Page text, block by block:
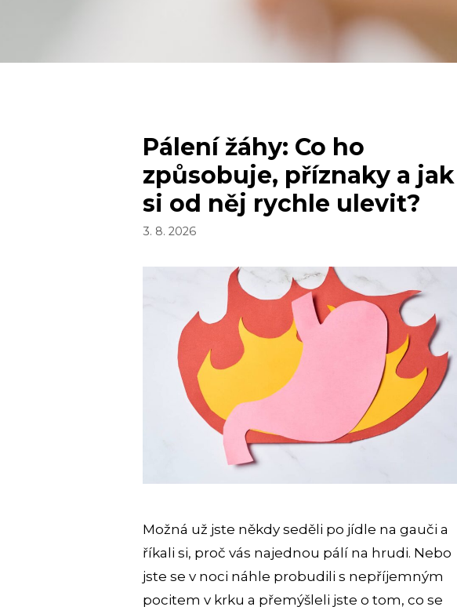
Pálení žáhy: Co ho
způsobuje, příznaky a jak
si od něj rychle ulevit?
3. 8. 2026
Možná už jste někdy seděli po jídle na gauči a
říkali si, proč vás najednou pálí na hrudi. Nebo
jste se v noci náhle probudili s nepříjemným
pocitem v krku a přemýšleli jste o tom, co se